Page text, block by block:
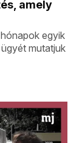
amely
egyik
mutatjuk